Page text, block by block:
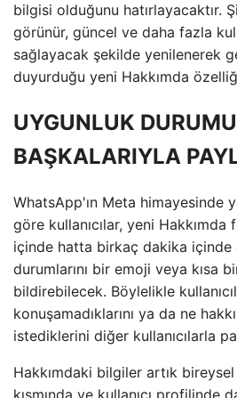
bilgisi olduğunu hatırlayacaktır.
görünür, güncel ve daha fazla
sağlayacak şekilde yenilenerek
duyurduğu yeni Hakkımda
UYGUNLUK
BAŞKALARIYLA
WhatsApp'ın Meta himayesinde
göre kullanıcılar, yeni
içinde hatta birkaç dakika içinde
durumlarını bir emoji veya kısa
bildirebilecek. Böylelikle
konuşamadıklarını ya da ne
istediklerini diğer kullanıcılarla
Hakkımdaki bilgiler artık
kısmında ve kullanıcı profilinde